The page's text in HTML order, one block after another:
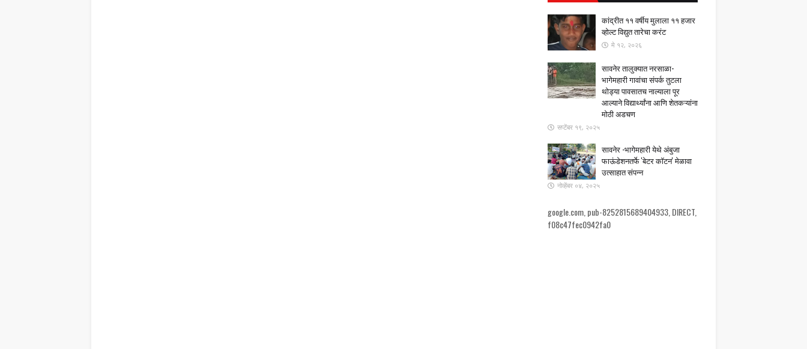
कांद्रीत ११ वर्षीय मुलाला ११ हजार
व्होल्ट विद्युत तारेचा करंट
मे १२, २०२६
सावनेर तालुक्यात नरसाळा-
भागेमहारी गावांचा संपर्क तुटला ​
थोड्या पावसातच नाल्याला पूर
आल्याने विद्यार्थ्यांना आणि शेतकऱ्यांना
मोठी अडचण
सप्टेंबर १९, २०२५
सावनेर -भागेमहारी येथे अंबुजा
फाऊंडेशनतर्फे 'बेटर कॉटन' मेळावा
उत्साहात संपन्न
नोव्हेंबर ०४, २०२५
google.com, pub-8252815689404933, DIRECT,
f08c47fec0942fa0